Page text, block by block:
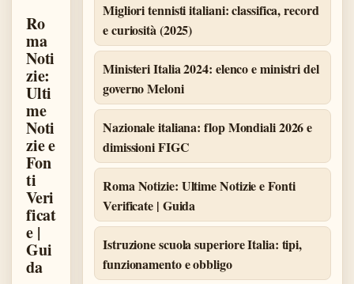
Ro
ma
Noti
zie:
Ulti
me
Noti
zie e
Fon
ti
Veri
ficat
e |
Gui
da
Migliori tennisti italiani: classifica, record
e curiosità (2025)
Ministeri Italia 2024: elenco e ministri del
governo Meloni
Nazionale italiana: flop Mondiali 2026 e
dimissioni FIGC
Roma Notizie: Ultime Notizie e Fonti
Verificate | Guida
Istruzione scuola superiore Italia: tipi,
funzionamento e obbligo